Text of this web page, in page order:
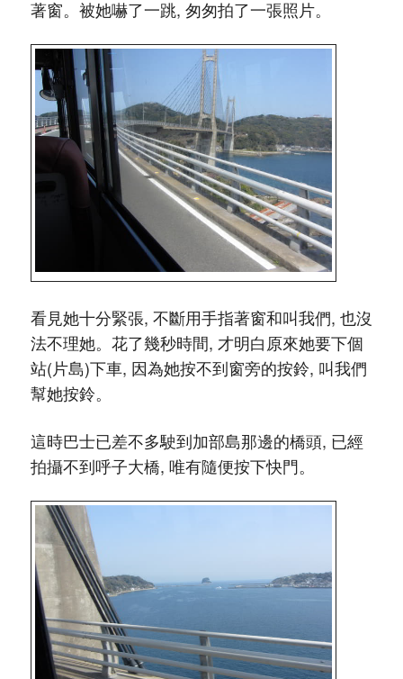
著窗。被她嚇了一跳, 匆匆拍了一張照片。
看見她十分緊張, 不斷用手指著窗和叫我們, 也沒
法不理她。花了幾秒時間, 才明白原來她要下個
站(片島)下車, 因為她按不到窗旁的按鈴, 叫我們
幫她按鈴。
這時巴士已差不多駛到加部島那邊的橋頭, 已經
拍攝不到呼子大橋, 唯有隨便按下快門。